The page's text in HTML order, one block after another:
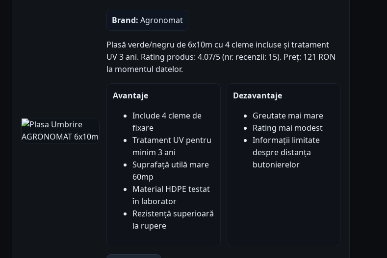
Brand: Agronomat
Plasă verde/negru de 6x10m cu 4 cleme incluse și tratament
UV 3 ani. Rating produs: 4.07/5 (nr. recenzii: 15). Preț: 121 RON
la momentul datelor.
Avantaje
Include 4 cleme de
fixare
Tratament UV pentru
minim 3 ani
Suprafață utilă mare
60mp
Material HDPE testat
în laborator
Rezistență superioară
la rupere
Dezavantaje
Greutate mai mare
Rating mai modest
Informații limitate
despre distanța
butonierelor